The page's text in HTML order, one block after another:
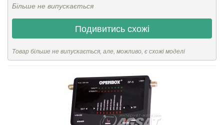
Більше не випускається
Подивитись схожі
Товар більше не випускається, але, можливо, є схожі моделі